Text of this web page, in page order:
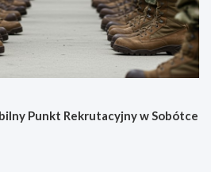
Punkt Rekrutacyjny w Sobótce